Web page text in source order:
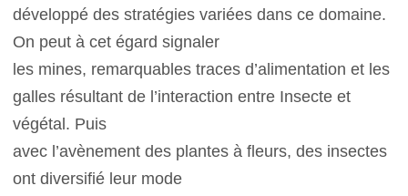
développé des stratégies variées dans ce domaine.
On peut à cet égard signaler
les mines, remarquables traces d’alimentation et les
galles résultant de l’interaction entre Insecte et
végétal. Puis
avec l’avènement des plantes à fleurs, des insectes
ont diversifié leur mode